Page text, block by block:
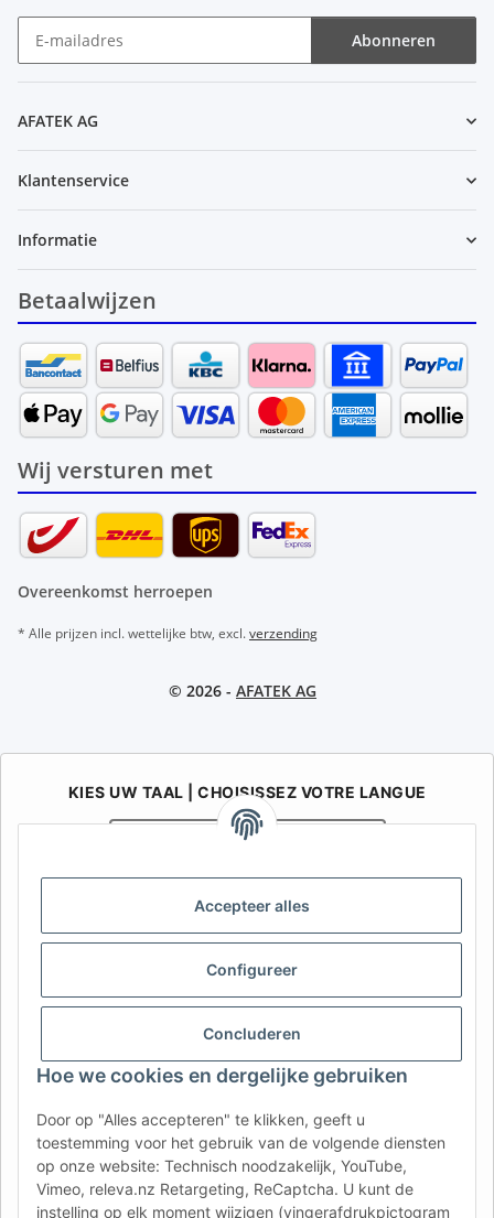
Accepteer alles
Configureer
Concluderen
Hoe we cookies en dergelijke gebruiken
Door op "Alles accepteren" te klikken, geeft u
toestemming voor het gebruik van de volgende diensten
op onze website: Technisch noodzakelijk, YouTube,
Vimeo, releva.nz Retargeting, ReCaptcha. U kunt de
instelling op elk moment wijzigen (vingerafdrukpictogram
Abonneren
AFATEK AG
Klantenservice
Informatie
Betaalwijzen
Wij versturen met
Overeenkomst herroepen
* Alle prijzen incl. wettelijke btw, excl.verzending
© 2026 - AFATEK AG
KIES UW TAAL | CHOISISSEZ VOTRE LANGUE
AFATEK België / Belgique
Uw specialist in onderdelen voor aanhangwagens | Votre
Contact:info@afatek.com
REGIO EN TAAL | CHOISIR LA RÉGION ET LA LANGUE
CH (IT) BE (NL) BE (FR) NL
FR IT ES DK PL